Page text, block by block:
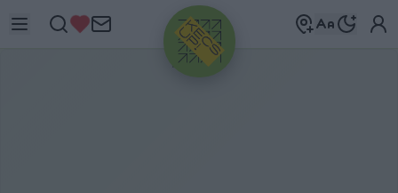
HIRDETÉS